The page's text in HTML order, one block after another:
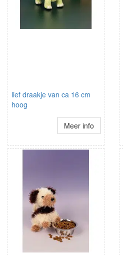
lief draakje van ca 16 cm
hoog
Meer info